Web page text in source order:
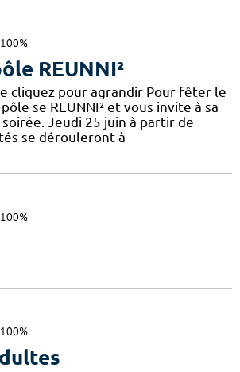
100%
REUNNI²
cliquez pour agrandir Pour fêter le
se REUNNI² et vous invite à sa
Jeudi 25 juin à partir de
se dérouleront à
100%
100%